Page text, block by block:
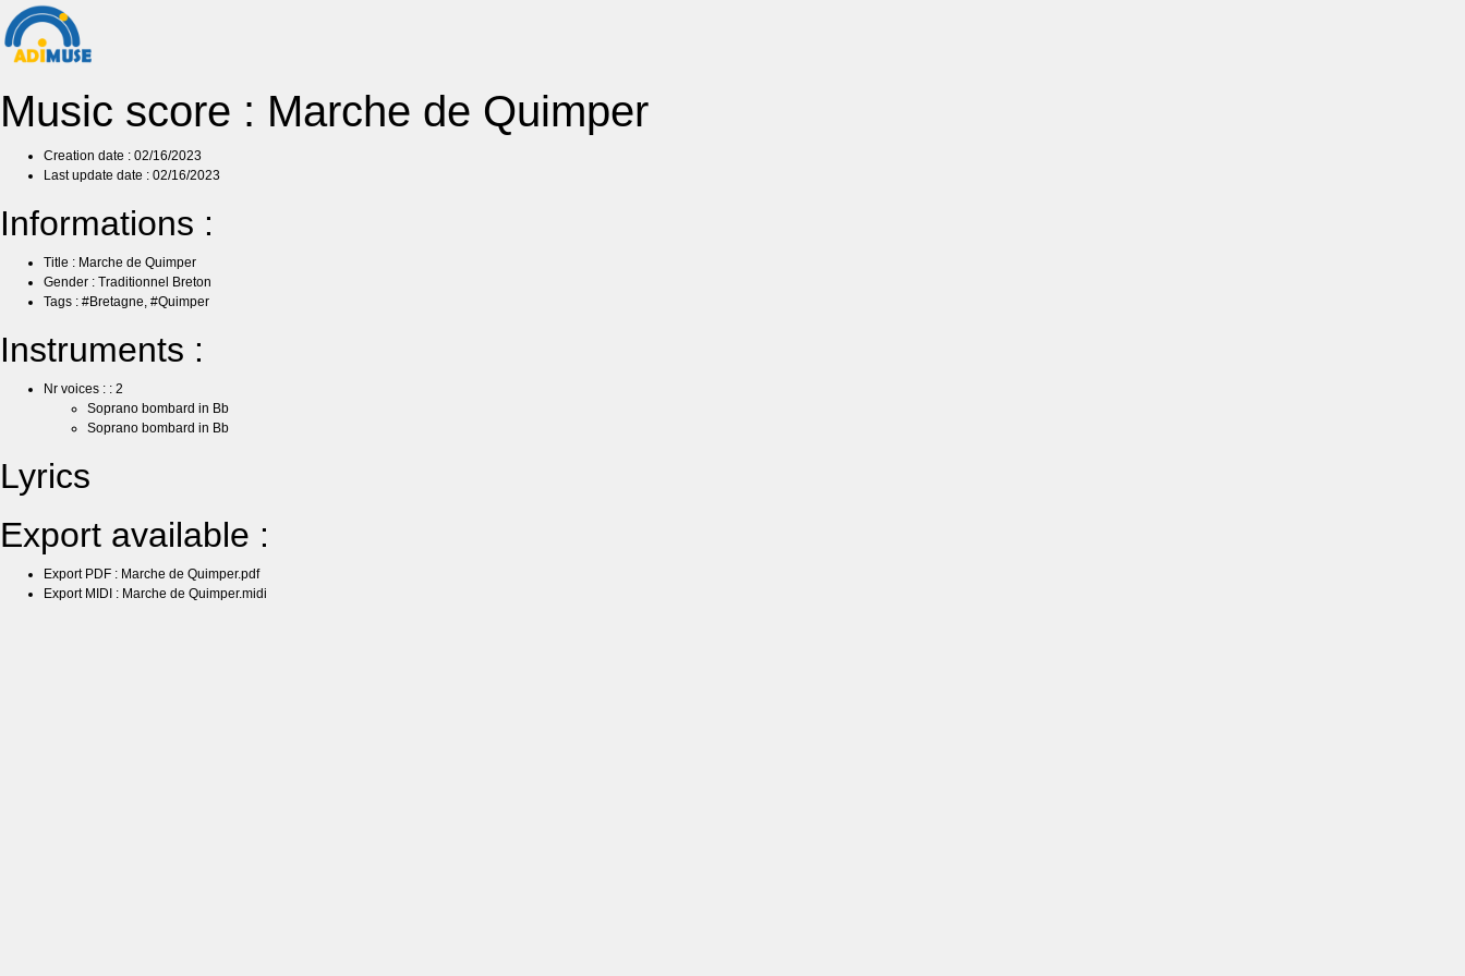
Music score : Marche de Quimper
Creation date : 02/16/2023
Last update date : 02/16/2023
Informations :
Title : Marche de Quimper
Gender : Traditionnel Breton
Tags : #Bretagne, #Quimper
Instruments :
Nr voices : : 2
Soprano bombard in Bb
Soprano bombard in Bb
Lyrics
Export available :
Export PDF : Marche de Quimper.pdf
Export MIDI : Marche de Quimper.midi